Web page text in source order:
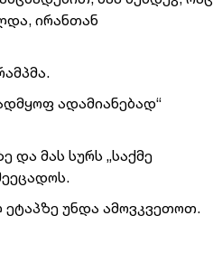
ირანთან
ადამიანებად“
და მას სურს „საქმე
უნდა ამოვკვეთოთ.